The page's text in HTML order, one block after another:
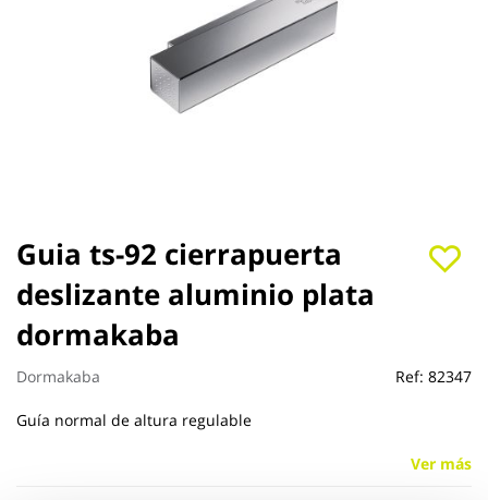
Guia ts-92 cierrapuerta
deslizante aluminio plata
dormakaba
Dormakaba Ref: 82347
Guía normal de altura regulable
Ver más
Saltar
al
comienzo
de
la
galería
de